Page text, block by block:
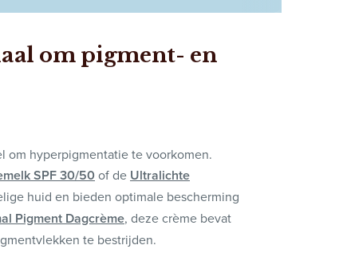
om pigment- en
om hyperpigmentatie te voorkomen.
SPF 30/50of de Ultralichte
huid en bieden optimale bescherming
Pigment Dagcrème, deze crème bevat
te bestrijden.